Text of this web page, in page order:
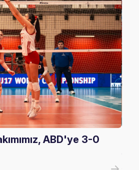
ABD'ye 3-0